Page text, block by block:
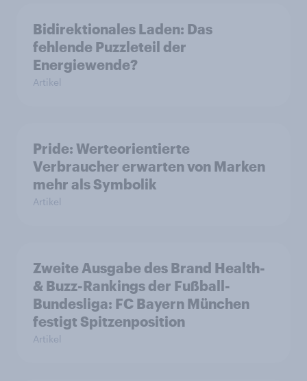
Bidirektionales Laden: Das
fehlende Puzzleteil der
Energiewende?
Artikel
Pride: Werteorientierte
Verbraucher erwarten von Marken
mehr als Symbolik
Artikel
Zweite Ausgabe des Brand Health-
& Buzz-Rankings der Fußball-
Bundesliga: FC Bayern München
festigt Spitzenposition
Artikel